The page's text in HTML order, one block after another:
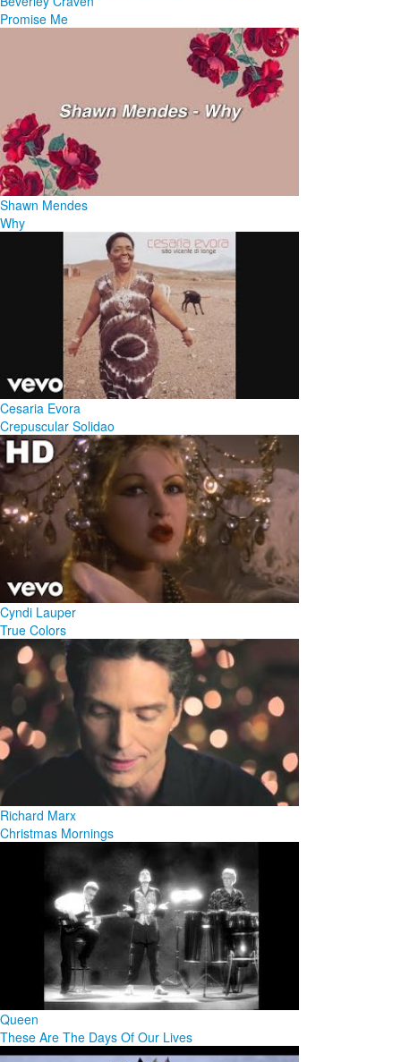
Promise Me
Shawn Mendes
Why
Cesaria Evora
Crepuscular Solidao
Cyndi Lauper
True Colors
Richard Marx
Christmas Mornings
Queen
These Are The Days Of Our Lives